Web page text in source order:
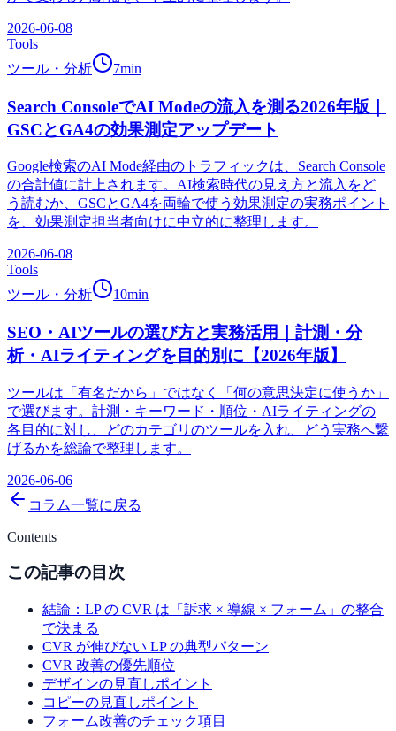
2026-06-08
Tools
ツール・分析
7min
Search ConsoleでAI Modeの流入を測る2026年版｜
GSCとGA4の効果測定アップデート
Google検索のAI Mode経由のトラフィックは、Search Console
の合計値に計上されます。AI検索時代の見え方と流入をど
う読むか、GSCとGA4を両輪で使う効果測定の実務ポイント
を、効果測定担当者向けに中立的に整理します。
2026-06-08
Tools
ツール・分析
10min
SEO・AIツールの選び方と実務活用｜計測・分
析・AIライティングを目的別に【2026年版】
ツールは「有名だから」ではなく「何の意思決定に使うか」
で選びます。計測・キーワード・順位・AIライティングの
各目的に対し、どのカテゴリのツールを入れ、どう実務へ繋
げるかを総論で整理します。
2026-06-06
コラム一覧に戻る
Contents
この記事の目次
結論：LP の CVR は「訴求 × 導線 × フォーム」の整合
で決まる
CVR が伸びない LP の典型パターン
CVR 改善の優先順位
デザインの見直しポイント
コピーの見直しポイント
フォーム改善のチェック項目